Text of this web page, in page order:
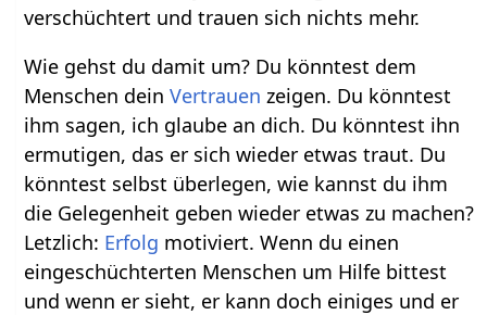
verschüchtert und trauen sich nichts mehr.
Wie gehst du damit um? Du könntest dem
Menschen deinVertrauen zeigen. Du könntest
ihm sagen, ich glaube an dich. Du könntest ihn
ermutigen, das er sich wieder etwas traut. Du
könntest selbst überlegen, wie kannst du ihm
die Gelegenheit geben wieder etwas zu machen?
Letzlich: Erfolg motiviert. Wenn du einen
eingeschüchterten Menschen um Hilfe bittest
und wenn er sieht, er kann doch einiges und er